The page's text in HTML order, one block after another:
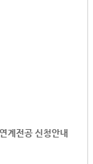
계전공 신청안내